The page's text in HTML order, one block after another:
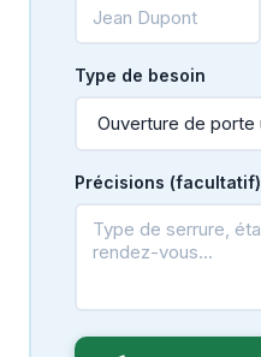
Type de besoin
Précisions (facultatif)